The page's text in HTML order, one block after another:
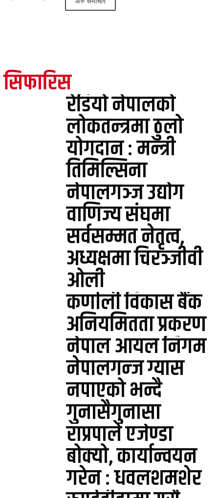
सिफारिस
रेडियो नेपालको
लोकतन्त्रमा ठुलो
योगदान : मन्त्री
तिमिल्सिना
नेपालगञ्ज उद्योग
वाणिज्य संघमा
सर्वसम्मत नेतृत्व,
अध्यक्षमा चिरञ्जीवी
ओली
कर्णाली विकास बैंक
अनियमितता प्रकरण
नेपाल आयल निगम
नेपालगन्ज ग्यास
नपाएको भन्दै
गुनासैगुनासा
राप्रपाले एजेण्डा
बोक्यो, कार्यान्वयन
गरेन : धवलशमशेर